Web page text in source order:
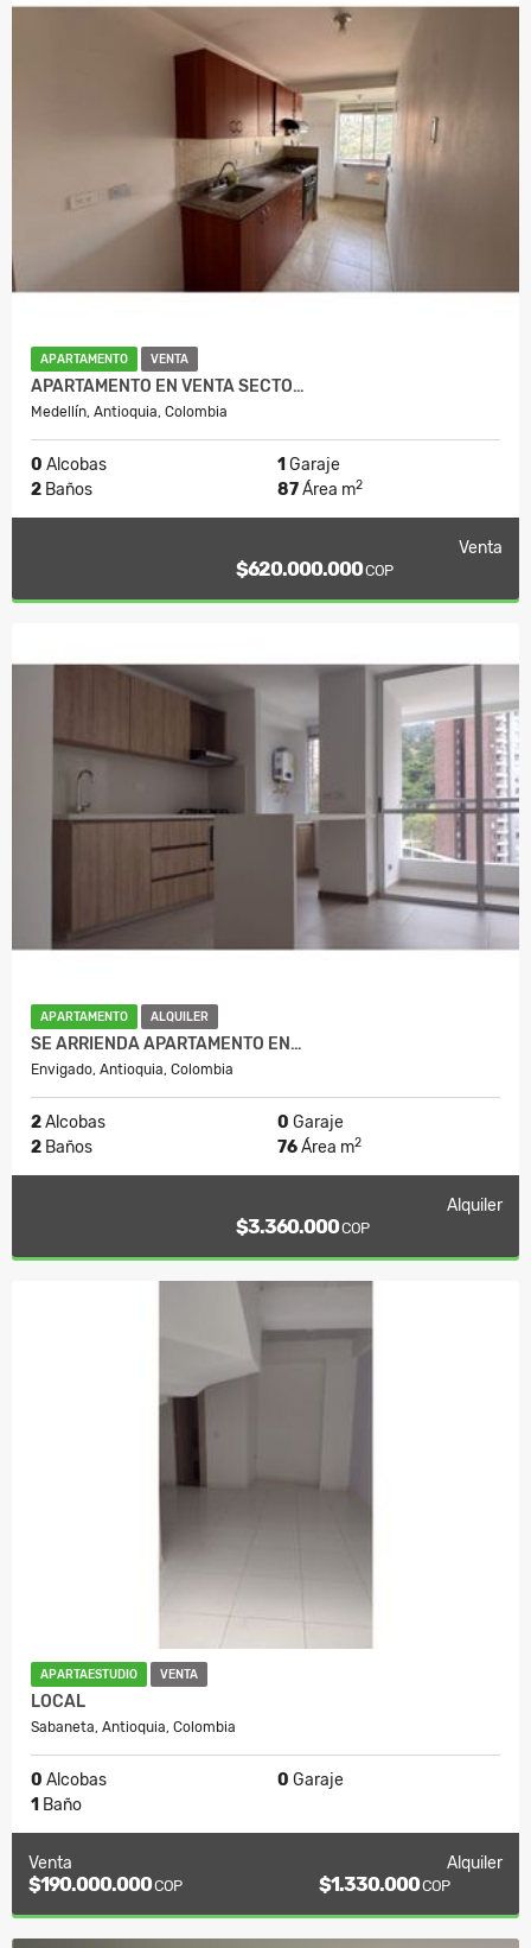
APARTAMENTO VENTA
APARTAMENTO EN VENTA SECTO…
Medellín, Antioquia, Colombia
0 Alcobas 1 Garaje
2 Baños 87Área m2
Venta
$620.000.000COP
APARTAMENTO ALQUILER
SE ARRIENDA APARTAMENTO EN…
Envigado, Antioquia, Colombia
2Alcobas 0 Garaje
2 Baños 76Área m2
Alquiler
$3.360.000COP
APARTAESTUDIO VENTA
LOCAL
Sabaneta, Antioquia, Colombia
0 Alcobas 0 Garaje
1 Baño
Venta
$190.000.000COP
Alquiler
$1.330.000COP